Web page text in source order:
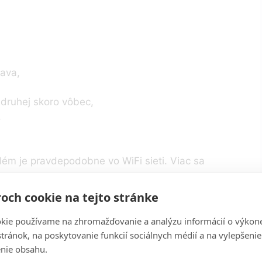
skoro vôbec,
je pravdepodobne vo WiFi sieti. Viac sa
WiFi
cookie na tejto stránke
používame na zhromažďovanie a analýzu informácií o
na poskytovanie funkcií sociálnych médií a na
obsahu.